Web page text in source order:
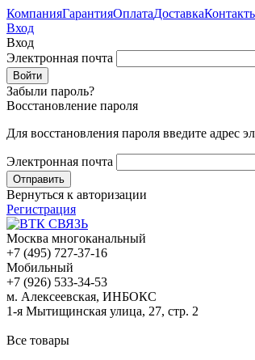
КомпанияГарантияОплатаДоставка
Вход
Вход
Электронная почта
Забыли пароль?
Восстановление пароля
Для восстановления пароля введите
Электронная почта
Вернуться к авторизации
Регистрация
Москва многоканальный
+7 (495) 727-37-16
Мобильный
+7 (926) 533-34-53
м. Алексеевская, ИНБОКС
1-я Мытищинская улица, 27, стр. 2
Все товары